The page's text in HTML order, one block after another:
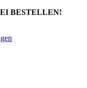
BESTELLEN!